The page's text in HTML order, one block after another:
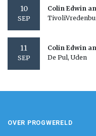
10
SEP
Colin Edwin
11
SEP
Colin Edwin
De Pul, Uden
OVER PROGWERELD